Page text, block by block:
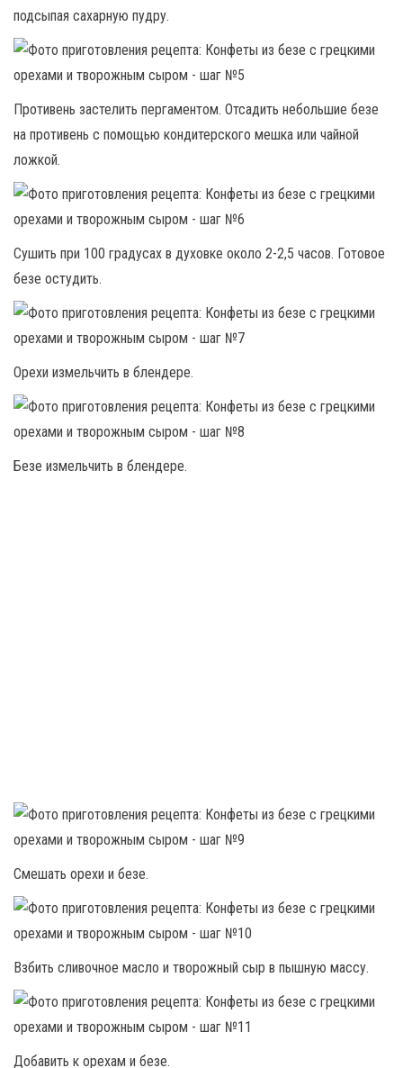
подсыпая сахарную пудру.
Противень застелить пергаментом. Отсадить небольшие безе
на противень с помощью кондитерского мешка или чайной
ложкой.
Сушить при 100 градусах в духовке около 2-2,5 часов. Готовое
безе остудить.
Орехи измельчить в блендере.
Безе измельчить в блендере.
Смешать орехи и безе.
Взбить сливочное масло и творожный сыр в пышную массу.
Добавить к орехам и безе.